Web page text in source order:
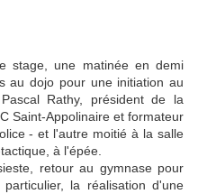
stage, une matinée en demi
au dojo pour une initiation au
Rathy, président de la
Saint-Appolinaire et formateur
- et l'autre moitié à la salle
à l'épée.
retour au gymnase pour
la réalisation d'une